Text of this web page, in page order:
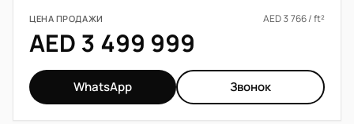
ЦЕНА ПРОДАЖИ AED 3 766 / ft²
AED 3 499 999
WhatsApp Звонок